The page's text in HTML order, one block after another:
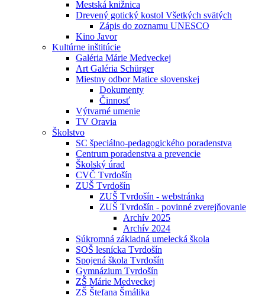
Mestská knižnica
Drevený gotický kostol Všetkých svätých
Zápis do zoznamu UNESCO
Kino Javor
Kultúrne inštitúcie
Galéria Márie Medveckej
Art Galéria Schürger
Miestny odbor Matice slovenskej
Dokumenty
Činnosť
Výtvarné umenie
TV Oravia
Školstvo
SC špeciálno-pedagogického poradenstva
Centrum poradenstva a prevencie
Školský úrad
CVČ Tvrdošín
ZUŠ Tvrdošín
ZUŠ Tvrdošín - webstránka
ZUŠ Tvrdošín - povinné zverejňovanie
Archív 2025
Archív 2024
Súkromná základná umelecká škola
SOŠ lesnícka Tvrdošín
Spojená škola Tvrdošín
Gymnázium Tvrdošín
ZŠ Márie Medveckej
ZŠ Štefana Šmálika